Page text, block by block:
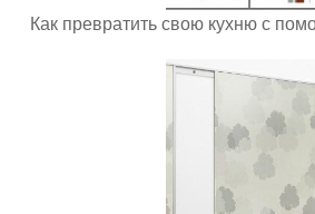
Как превратить свою кухню с